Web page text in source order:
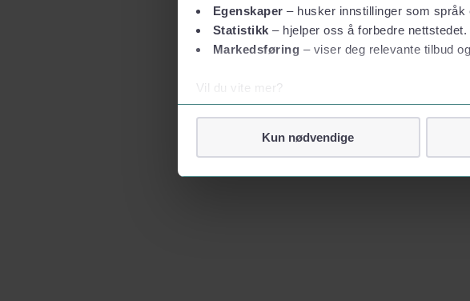
Egenskaper – husker innstillinger som
Statistikk – hjelper oss å forbedre nettstedet.
Markedsføring – viser deg relevante tilbud
Vil du vite mer?
Om informasjonskapsler
Kun nødvendige